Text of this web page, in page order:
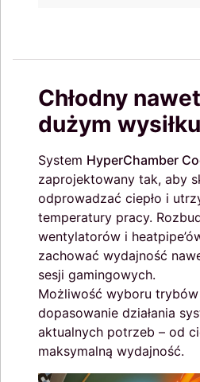
Chłodny
dużym wysiłku
System HyperChamber
zaprojektowany tak, aby
odprowadzać ciepło i
temperatury pracy.
wentylatorów i
zachować wydajność
sesji gamingowych.
Możliwość wyboru
dopasowanie działania
aktualnych potrzeb – od
maksymalną wydajność.